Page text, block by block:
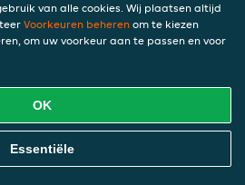
Eten Bestellen
van alle cookies. Wij plaatsen altijd
Voorkeuren beheren om te kiezen
om uw voorkeur aan te passen en voor
OK
Essentiële